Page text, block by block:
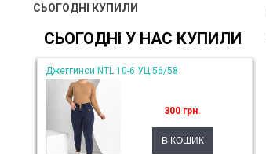
СЬОГОДНІ КУПИЛИ
СЬОГОДНІ У НАС КУПИЛИ
Джеггинси NTL 10-6 УЦ 56/58
300 грн.